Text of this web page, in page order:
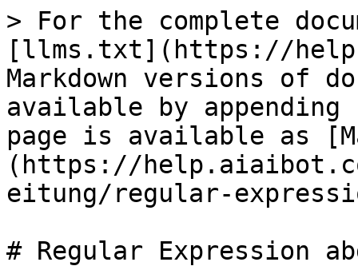
> For the complete
[llms.txt](https://
Markdown versions of
available by
page is available as
(https://
eitung/regular-
# Regular Expression